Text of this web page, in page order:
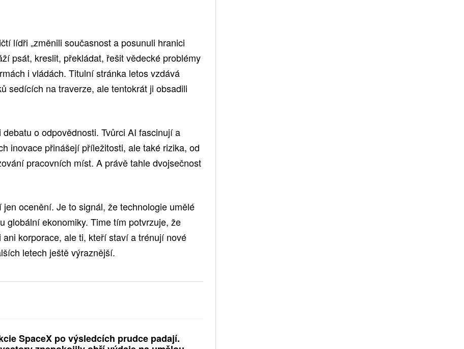
lídři „změnili současnost a posunuli hranici
psát, kreslit, překládat, řešit vědecké problémy
i vládách. Titulní stránka letos vzdává
sedících na traverze, ale tentokrát ji obsadili
o odpovědnosti. Tvůrci AI fascinují a
inovace přinášejí příležitosti, ale také rizika, od
pracovních míst. A právě tahle dvojsečnost
ocenění. Je to signál, že technologie umělé
globální ekonomiky. Time tím potvrzuje, že
korporace, ale ti, kteří staví a trénují nové
letech ještě výraznější.
SpaceX po výsledcích prudce padají.